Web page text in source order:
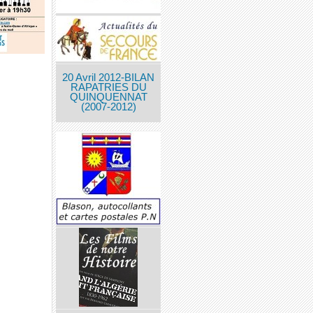
20 Avril 2012-BILAN
RAPATRIES DU
QUINQUENNAT
(2007-2012)